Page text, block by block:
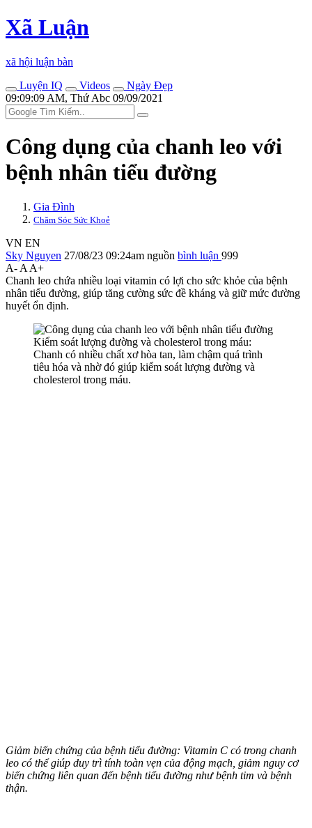
Xã Luận
xã hội luận bàn
Luyện IQ
Videos
Ngày Đẹp
09:09:09 AM, Thứ Abc 09/09/2021
Công dụng của chanh leo với
bệnh nhân tiểu đường
Gia Đình
Chăm Sóc Sức Khoẻ
VN EN
Sky Nguyen 27/08/23 09:24am nguồn bình luận 999
A- A A+
Chanh leo chứa nhiều loại vitamin có lợi cho sức khỏe của bệnh
nhân tiểu đường, giúp tăng cường sức đề kháng và giữ mức đường
huyết ổn định.
Kiểm soát lượng đường và cholesterol trong máu:
Chanh có nhiều chất xơ hòa tan, làm chậm quá trình
tiêu hóa và nhờ đó giúp kiểm soát lượng đường và
cholesterol trong máu.
Giảm biến chứng của bệnh tiểu đường: Vitamin C có trong chanh
leo có thể giúp duy trì tính toàn vẹn của động mạch, giảm nguy cơ
biến chứng liên quan đến bệnh tiểu đường như bệnh tim và bệnh
thận.